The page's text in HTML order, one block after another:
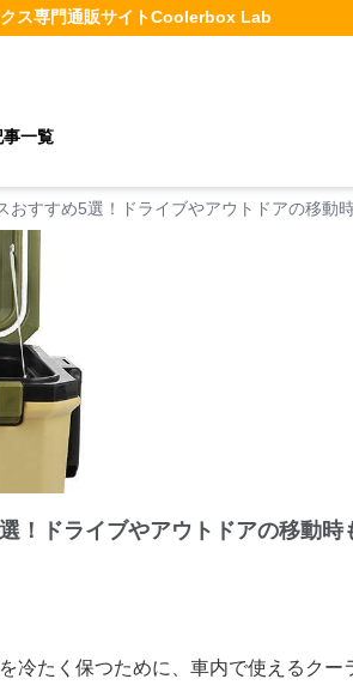
ス専門通販サイトCoolerbox Lab
事一覧
すすめ5選！ドライブやアウトドアの移動
！ドライブやアウトドアの移動時
冷たく保つために、車内で使えるク